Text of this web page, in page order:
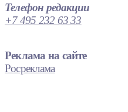
Телефон редакции
+7 495 232 63 33
Реклама на сайте
Росреклама